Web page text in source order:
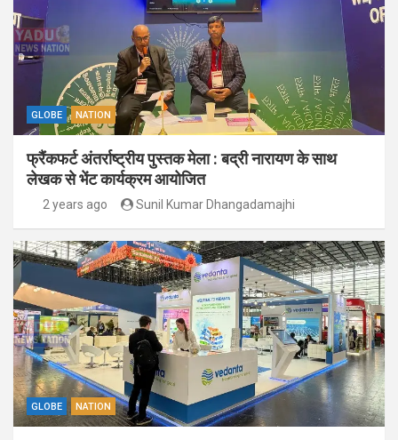
GLOBE NATION
फ्रैंकफर्ट अंतर्राष्ट्रीय पुस्तक मेला : बद्री नारायण के साथ
लेखक से भेंट कार्यक्रम आयोजित
2 years ago Sunil Kumar Dhangadamajhi
GLOBE NATION